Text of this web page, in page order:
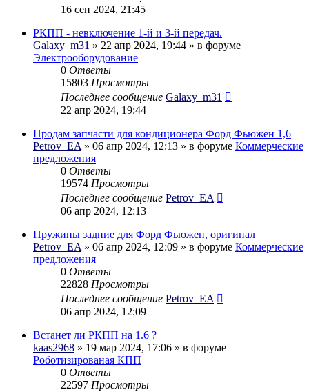
16 сен 2024, 21:45
РКПП - невключение 1-й и 3-й передач.
Galaxy_m31 » 22 апр 2024, 19:44 » в форуме
Электрооборудование
0 Ответы
15803 Просмотры
Последнее сообщение Galaxy_m31
22 апр 2024, 19:44
Продам запчасти для кондиционера Форд Фьюжен 1,6
Petrov_EA » 06 апр 2024, 12:13 » в форуме Коммерческие
предложения
0 Ответы
19574 Просмотры
Последнее сообщение Petrov_EA
06 апр 2024, 12:13
Пружины задние для Форд Фьюжен, оригинал
Petrov_EA » 06 апр 2024, 12:09 » в форуме Коммерческие
предложения
0 Ответы
22828 Просмотры
Последнее сообщение Petrov_EA
06 апр 2024, 12:09
Встанет ли РКПП на 1.6 ?
kaas2968 » 19 мар 2024, 17:06 » в форуме
Роботизированая КПП
0 Ответы
22597 Просмотры